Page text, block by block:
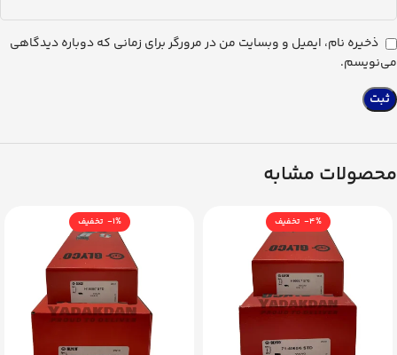
ذخیره نام، ایمیل و وبسایت من در مرورگر برای زمانی که دوباره دیدگاهی
می‌نویسم.
محصولات مشابه
-4%
-1%